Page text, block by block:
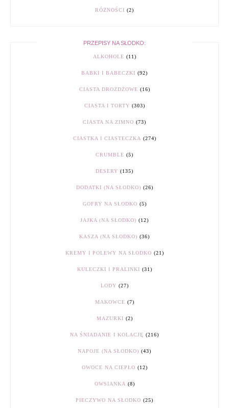
RÓŻNOŚCI (2)
PRZEPISY NA SŁODKO:
ALKOHOLE (11)
BABKI I BABECZKI (92)
CIASTA DROŻDŻOWE (16)
CIASTA I TORTY (303)
CIASTA NA ZIMNO (73)
CIASTKA I CIASTECZKA (274)
CRUMBLE (5)
DESERY (135)
DODATKI (NA SŁODKO) (26)
GOFRY NA SŁODKO (5)
JAJKA (NA SŁODKO) (12)
KASZA (NA SŁODKO) (36)
KREMY I POLEWY NA SŁODKO (21)
KULECZKI I PRALINKI (31)
LODY (27)
MAKOWCE (7)
MAZURKI (2)
NA ŚNIADANIE I KOLACJĘ (216)
NAPOJE (NA SŁODKO) (43)
OWOCE NA CIEPŁO (12)
OWSIANKA (8)
PIECZYWO NA SŁODKO (25)